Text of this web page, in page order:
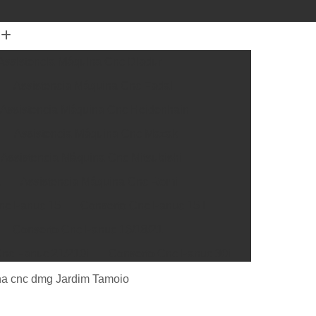
Fanuc 32i
Conserto Cnc Fanuc Série 0
cnc dmg Jardim Tamoio